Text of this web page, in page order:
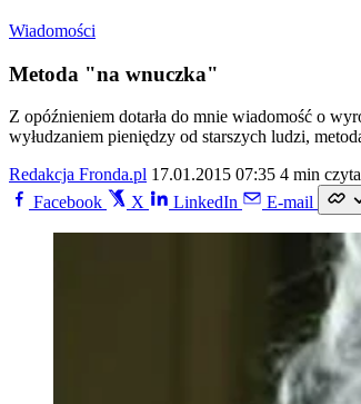
Wiadomości
Metoda "na wnuczka"
Z opóźnieniem dotarła do mnie wiadomość o
wyłudzaniem pieniędzy od starszych ludzi,
Redakcja Fronda.pl 17.01.2015 07:35 4 min
Facebook
X LinkedIn E-mail